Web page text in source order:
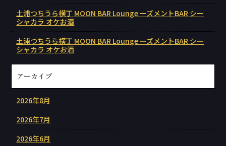
土浦つちうら横丁 MOON BAR Lounge ーズメントBAR シー
シャカラ オケお酒
土浦つちうら横丁 MOON BAR Lounge ーズメントBAR シー
シャカラ オケお酒
アーカイブ
2026年8月
2026年7月
2026年6月